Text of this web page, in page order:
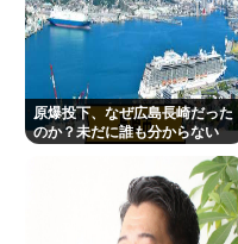
原爆投下、なぜ広島長崎だった
のか？未だに誰も分からない